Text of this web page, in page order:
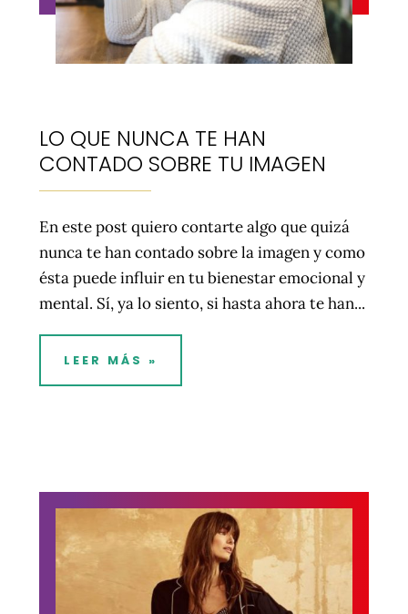
LO QUE NUNCA TE HAN
CONTADO SOBRE TU IMAGEN
En este post quiero contarte algo que quizá
nunca te han contado sobre la imagen y como
ésta puede influir en tu bienestar emocional y
mental. Sí, ya lo siento, si hasta ahora te han...
LEER MÁS »